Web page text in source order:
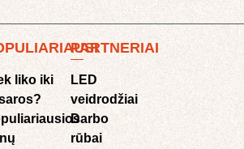
liko iki
PARTNERIAI
LED
veidrodžiai
Darbo
rūbai